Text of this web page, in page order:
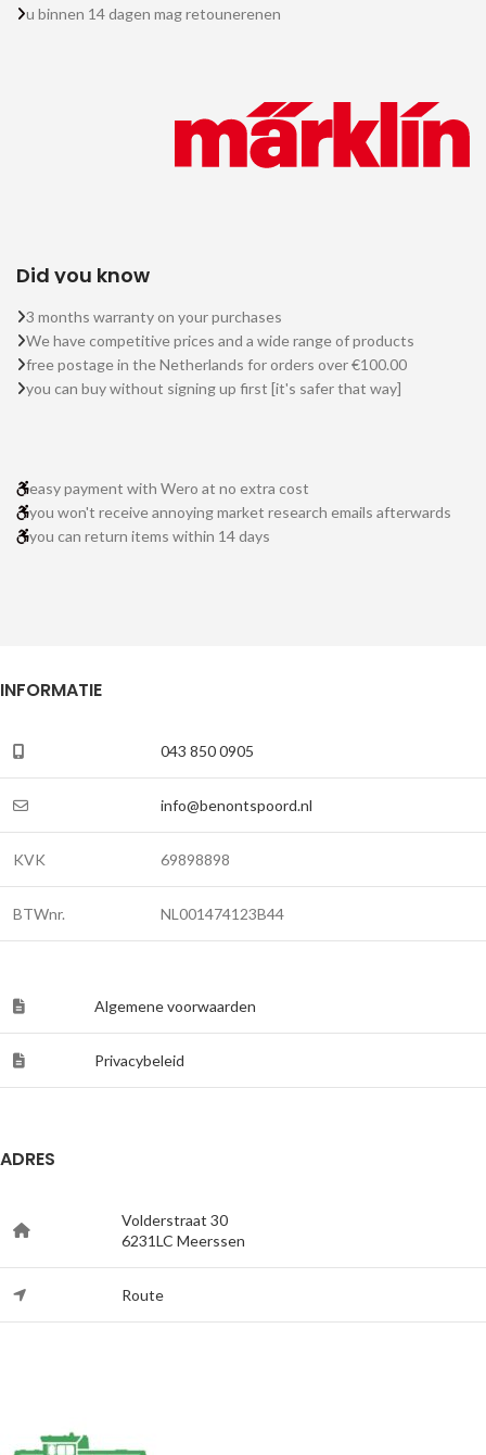
u binnen 14 dagen mag retounerenen
Did you know
3 months warranty on your purchases
We have competitive prices and a wide range of products
free postage in the Netherlands for orders over €100.00
you can buy without signing up first [it's safer that way]
easy payment with Wero at no extra cost
you won't receive annoying market research emails afterwards
you can return items within 14 days
INFORMATIE
043 850 0905
info@benontspoord.nl
KVK 69898898
BTWnr. NL001474123B44
Algemene voorwaarden
Privacybeleid
ADRES
Volderstraat 30
6231LC Meerssen
Route